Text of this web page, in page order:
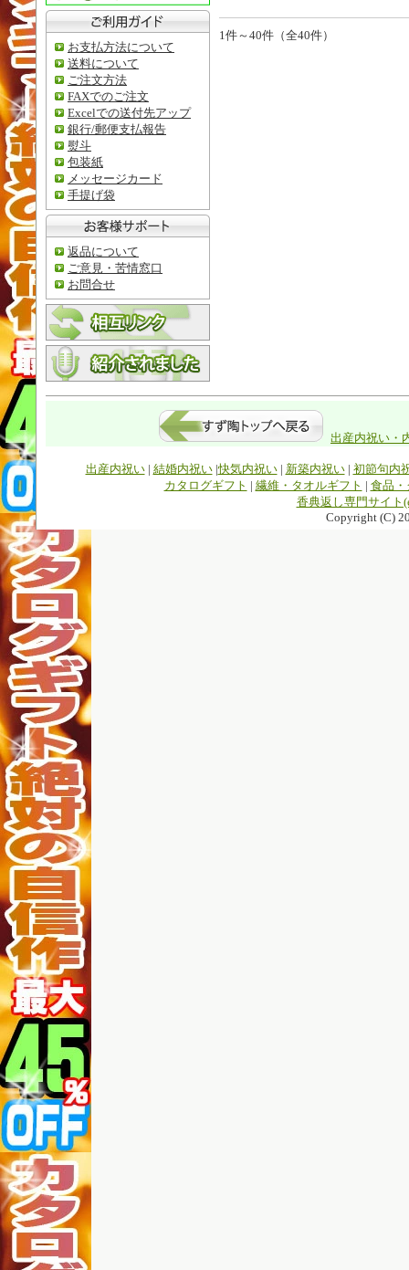
お支払方法について
送料について
ご注文方法
FAXでのご注文
Excelでの送付先アップ
銀行/郵便支払報告
熨斗
包装紙
メッセージカード
手提げ袋
返品について
ご意見・苦情窓口
お問合せ
1件～40件（全40件）
出産内祝い・
出産内祝い| 結婚内祝い|快気内祝い| 新築内祝い| 初節句内
カタログギフト | 繊維・タオルギフト | 食品・
香典返し専門サイト
Copyright (C)